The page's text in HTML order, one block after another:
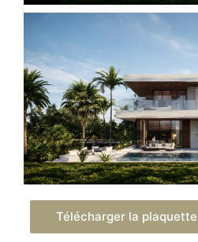
Télécharger la